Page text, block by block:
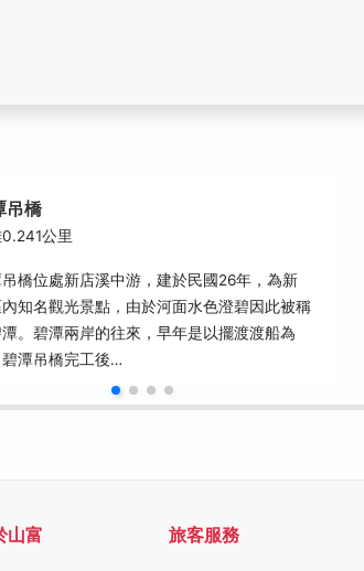
吊橋
公里
橋位處新店溪中游，建於民國26年，為新
內知名觀光景點，由於河面水色澄碧因此被稱
。碧潭兩岸的往來，早年是以擺渡渡船為
碧潭吊橋完工後…
山富 旅客服務